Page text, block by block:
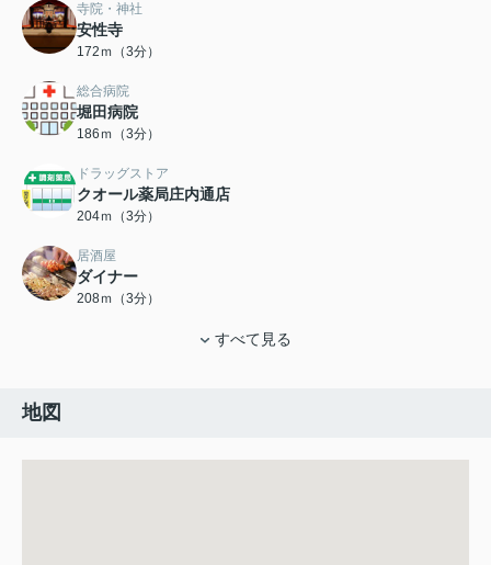
寺院・神社
安性寺
172ｍ（3分）
総合病院
堀田病院
186ｍ（3分）
ドラッグストア
クオール薬局庄内通店
204ｍ（3分）
居酒屋
ダイナー
208ｍ（3分）
すべて見る
地図